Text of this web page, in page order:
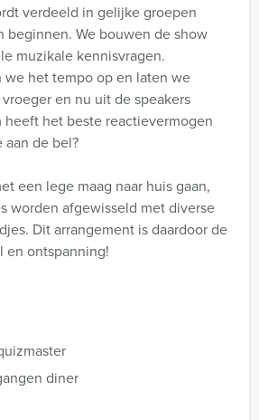
verdeeld in gelijke groepen
beginnen. We bouwen de show
muzikale kennisvragen.
we het tempo op en laten we
en nu uit de speakers
heeft het beste reactievermogen
aan de bel?
een lege maag naar huis gaan,
worden afgewisseld met diverse
Dit arrangement is daardoor de
en ontspanning!
diner